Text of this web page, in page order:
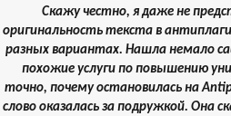
Скажу честно, я даже не
оригинальность текста в
разных вариантах. Нашла немало
похожие услуги по повышению
точно, почему остановилась на
слово оказалась за подружкой. Она